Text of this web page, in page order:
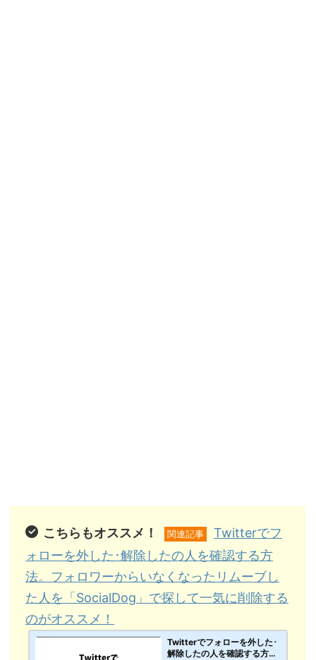
こちらもオススメ！ 関連記事
Twitterでフ
ォローを外した･解除したの人を確認する方
法。フォロワーからいなくなったリムーブし
た人を「SocialDog」で探して一気に削除する
のがオススメ！
Twitterでフォローを外した･
解除したの人を確認する方